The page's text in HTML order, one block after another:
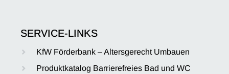
SERVICE-LINKS
KfW Förderbank – Altersgerecht Umbauen
Produktkatalog Barrierefreies Bad und WC